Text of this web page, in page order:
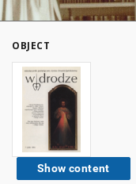
OBJECT
Show content